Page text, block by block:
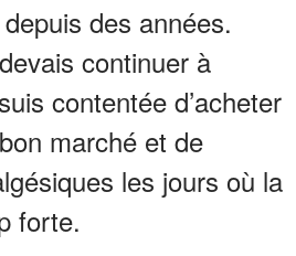
des années.
continuer à
contentée d’acheter
marché et de
les jours où la
forte.